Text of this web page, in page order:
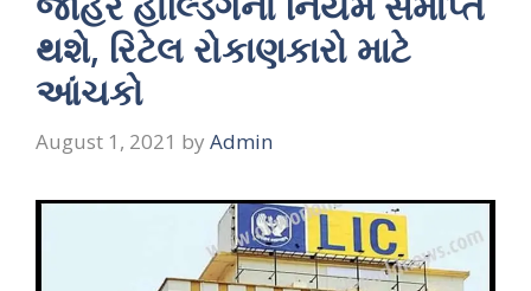
થશે, રિટેલ રોકાણકારો માટે
આંચકો
August 1, 2021 by Admin